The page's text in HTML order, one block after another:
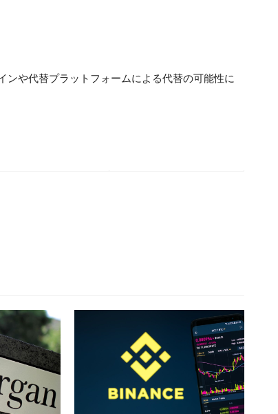
や代替プラットフォームによる代替の可能性に